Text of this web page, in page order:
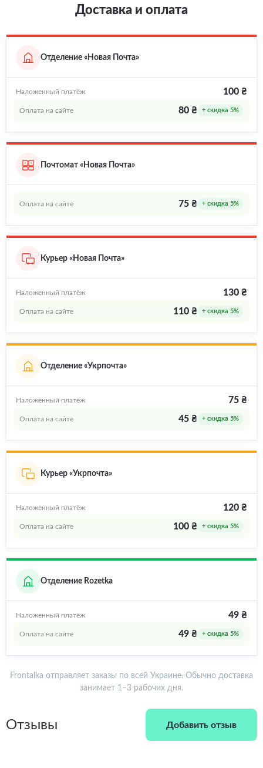
Доставка и оплата
Отделение «Новая Почта»
Наложенный платёж 100 ₴
Оплата на сайте 80 ₴ + скидка 5%
Почтомат «Новая Почта»
Оплата на сайте 75 ₴ + скидка 5%
Курьер «Новая Почта»
Наложенный платёж 130 ₴
Оплата на сайте 110 ₴ + скидка 5%
Отделение «Укрпочта»
Наложенный платёж 75 ₴
Оплата на сайте 45 ₴ + скидка 5%
Курьер «Укрпочта»
Наложенный платёж 120 ₴
Оплата на сайте 100 ₴ + скидка 5%
Отделение Rozetka
Наложенный платёж 49 ₴
Оплата на сайте 49 ₴ + скидка 5%
Frontalka отправляет заказы по всей Украине. Обычно доставка
занимает 1–3 рабочих дня.
Отзывы Добавить отзыв